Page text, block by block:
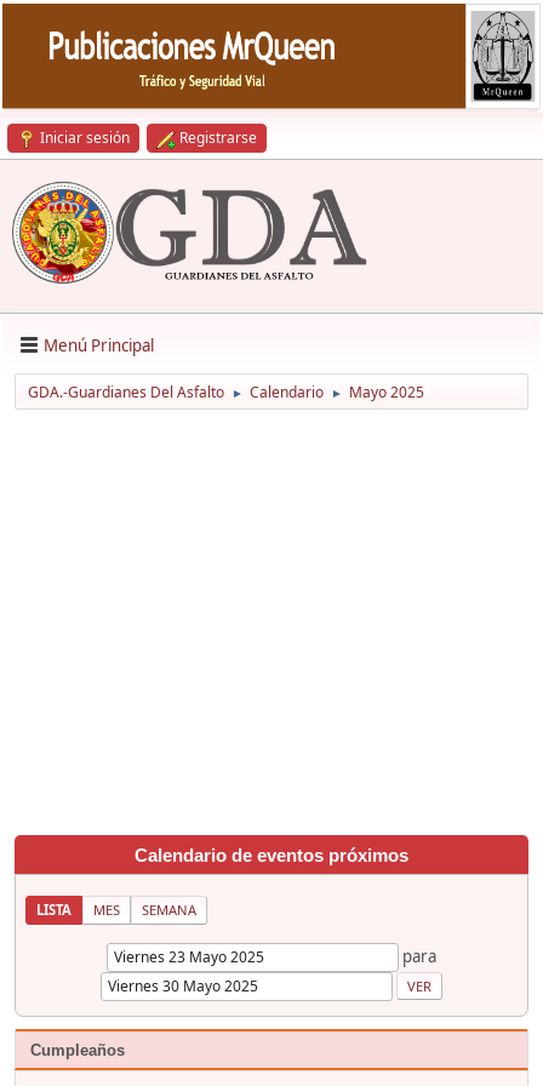
Iniciar sesión Registrarse
Menú Principal
GDA.-Guardianes Del Asfalto ► Calendario ► Mayo 2025
Calendario de eventos próximos
LISTA MES SEMANA
para
Cumpleaños